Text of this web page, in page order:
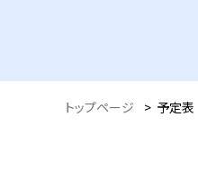
トップページ > 予定表